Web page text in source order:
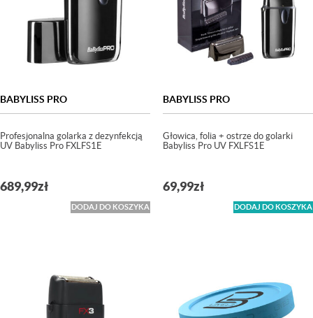
BABYLISS PRO
Profesjonalna golarka z dezynfekcją
UV Babyliss Pro FXLFS1E
689,99zł
DODAJ DO KOSZYKA
BABYLISS PRO
Głowica, folia + ostrze do golarki
Babyliss Pro UV FXLFS1E
69,99zł
DODAJ DO KOSZYKA